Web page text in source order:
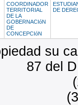
COORDINADOR
TERRITORIAL
DE LA
GOBERNACIóN
DE
CONCEPCIóN
DE
su
87 del